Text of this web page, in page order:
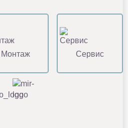
Монтаж Сервис